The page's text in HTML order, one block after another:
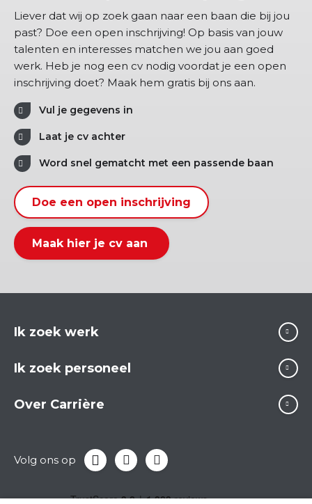
Liever dat wij op zoek gaan naar een baan die bij jou
past? Doe een open inschrijving! Op basis van jouw
talenten en interesses matchen we jou aan goed
werk. Heb je nog een cv nodig voordat je een open
inschrijving doet? Maak hem gratis bij ons aan.
Vul je gegevens in
Laat je cv achter
Word snel gematcht met een passende baan
Doe een open inschrijving
Maak hier je cv aan
Ik zoek werk
Ik zoek personeel
Over Carrière
Volg ons op